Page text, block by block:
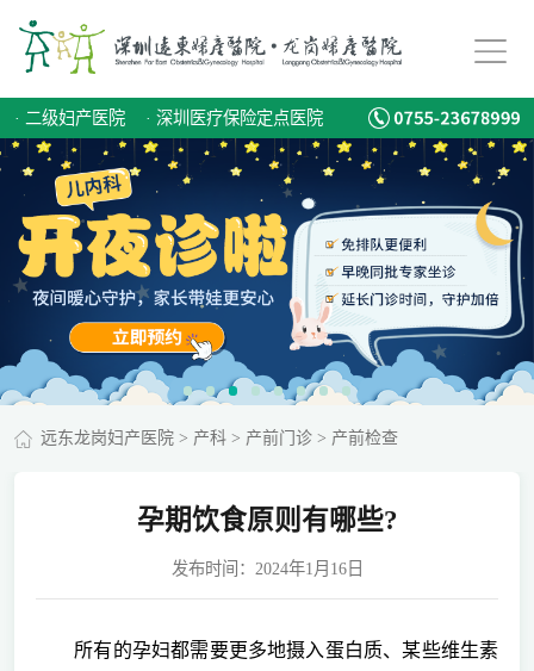
· 二级妇产医院 · 深圳医疗保险定点医院
远东龙岗妇产医院> 产科> 产前门诊> 产前检查
孕期饮食原则有哪些?
发布时间：2024年1月16日
所有的孕妇都需要更多地摄入蛋白质、某些维生素